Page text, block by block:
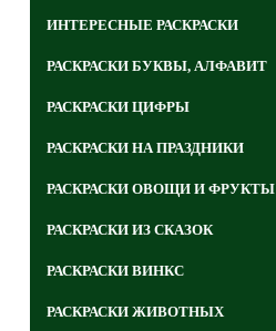
ИНТЕРЕСНЫЕ РАСКРАСКИ
РАСКРАСКИ БУКВЫ, АЛФАВИТ
РАСКРАСКИ ЦИФРЫ
РАСКРАСКИ НА ПРАЗДНИКИ
РАСКРАСКИ ОВОЩИ И ФРУКТЫ
РАСКРАСКИ ИЗ СКАЗОК
РАСКРАСКИ ВИНКС
РАСКРАСКИ ЖИВОТНЫХ